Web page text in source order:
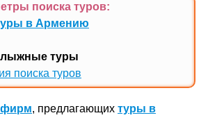
поиска туров:
в Армению
туры
поиска туров
, предлагающих туры в